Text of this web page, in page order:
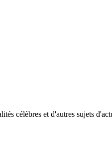
célèbres et d'autres sujets